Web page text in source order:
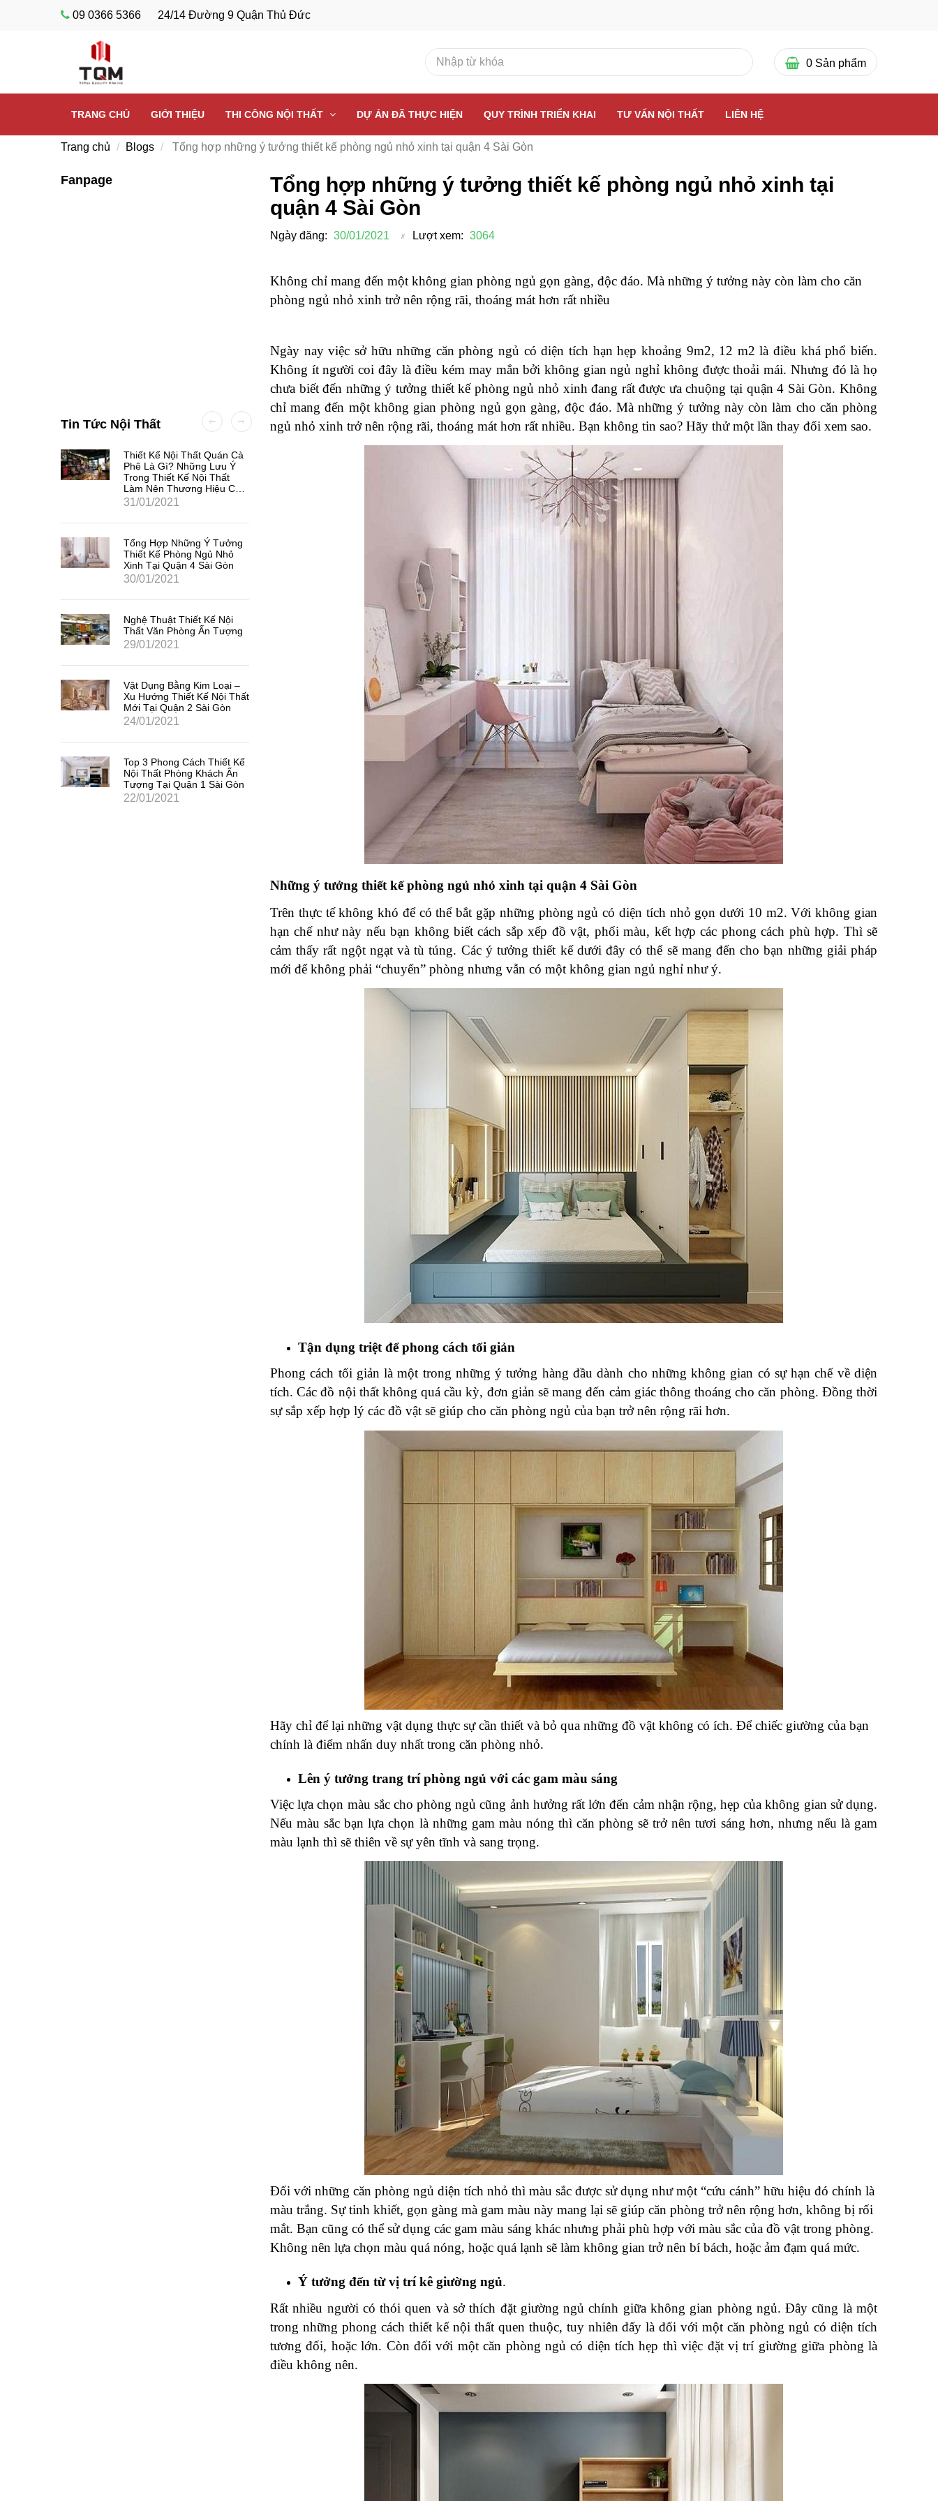
Tổng hợp những ý tưởng thiết kế phòng ngủ nhỏ xinh tại
quận 4 Sài Gòn
Ngày đăng: 30/01/2021 Lượt xem: 3064
Không chỉ mang đến một không gian phòng ngủ gọn gàng, độc đáo. Mà những ý tưởng này còn làm cho căn
phòng ngủ nhỏ xinh trở nên rộng rãi, thoáng mát hơn rất nhiều
Ngày nay việc sở hữu những căn phòng ngủ có diện tích hạn hẹp khoảng 9m2, 12 m2 là điều khá phổ biến.
Không ít người coi đây là điều kém may mắn bởi không gian ngủ nghỉ không được thoải mái. Nhưng đó là họ
chưa biết đến những ý tưởng thiết kế phòng ngủ nhỏ xinh đang rất được ưa chuộng tại quận 4 Sài Gòn. Không
chỉ mang đến một không gian phòng ngủ gọn gàng, độc đáo. Mà những ý tưởng này còn làm cho căn phòng
ngủ nhỏ xinh trở nên rộng rãi, thoáng mát hơn rất nhiều. Bạn không tin sao? Hãy thử một lần thay đổi xem sao.
Những ý tưởng thiết kế phòng ngủ nhỏ xinh tại quận 4 Sài Gòn
Trên thực tế không khó để có thể bắt gặp những phòng ngủ có diện tích nhỏ gọn dưới 10 m2. Với không gian
hạn chế như này nếu bạn không biết cách sắp xếp đồ vật, phối màu, kết hợp các phong cách phù hợp. Thì sẽ
cảm thấy rất ngột ngạt và tù túng. Các ý tưởng thiết kế dưới đây có thể sẽ mang đến cho bạn những giải pháp
mới để không phải “chuyển” phòng nhưng vẫn có một không gian ngủ nghỉ như ý.
Tận dụng triệt để phong cách tối giản
Phong cách tối giản là một trong những ý tưởng hàng đầu dành cho những không gian có sự hạn chế về diện
tích. Các đồ nội thất không quá cầu kỳ, đơn giản sẽ mang đến cảm giác thông thoáng cho căn phòng. Đồng thời
sự sắp xếp hợp lý các đồ vật sẽ giúp cho căn phòng ngủ của bạn trở nên rộng rãi hơn.
Hãy chỉ để lại những vật dụng thực sự cần thiết và bỏ qua những đồ vật không có ích. Để chiếc giường của bạn
chính là điểm nhấn duy nhất trong căn phòng nhỏ.
Lên ý tưởng trang trí phòng ngủ với các gam màu sáng
Việc lựa chọn màu sắc cho phòng ngủ cũng ảnh hưởng rất lớn đến cảm nhận rộng, hẹp của không gian sử dụng.
Nếu màu sắc bạn lựa chọn là những gam màu nóng thì căn phòng sẽ trở nên tươi sáng hơn, nhưng nếu là gam
màu lạnh thì sẽ thiên về sự yên tĩnh và sang trọng.
Đối với những căn phòng ngủ diện tích nhỏ thì màu sắc được sử dụng như một “cứu cánh” hữu hiệu đó chính là
màu trắng. Sự tinh khiết, gọn gàng mà gam màu này mang lại sẽ giúp căn phòng trở nên rộng hơn, không bị rối
mắt. Bạn cũng có thể sử dụng các gam màu sáng khác nhưng phải phù hợp với màu sắc của đồ vật trong phòng.
Không nên lựa chọn màu quá nóng, hoặc quá lạnh sẽ làm không gian trở nên bí bách, hoặc ảm đạm quá mức.
Ý tưởng đến từ vị trí kê giường ngủ.
Rất nhiều người có thói quen và sở thích đặt giường ngủ chính giữa không gian phòng ngủ. Đây cũng là một
trong những phong cách thiết kế nội thất quen thuộc, tuy nhiên đấy là đối với một căn phòng ngủ có diện tích
tương đối, hoặc lớn. Còn đối với một căn phòng ngủ có diện tích hẹp thì việc đặt vị trí giường giữa phòng là
điều không nên.
Fanpage
Tin Tức Nội Thất
Thiết Kế Nội Thất Quán Cà
Phê Là Gì? Những Lưu Ý
Trong Thiết Kế Nội Thất
Làm Nên Thương Hiệu Các
Quán Cà Phê Tại Quận 3
31/01/2021
Tổng Hợp Những Ý Tưởng
Thiết Kế Phòng Ngủ Nhỏ
Xinh Tại Quận 4 Sài Gòn
30/01/2021
Nghệ Thuật Thiết Kế Nội
Thất Văn Phòng Ấn Tượng
29/01/2021
Vật Dụng Bằng Kim Loại –
Xu Hướng Thiết Kế Nội Thất
Mới Tại Quận 2 Sài Gòn
24/01/2021
Top 3 Phong Cách Thiết Kế
Nội Thất Phòng Khách Ấn
Tượng Tại Quận 1 Sài Gòn
22/01/2021
Thiết Kế Nội Thất Quán Cà
Phê Là Gì? Những Lưu Ý
Trong Thiết Kế Nội Thất
Làm Nên Thương Hiệu Các
Quán Cà Phê Tại Quận 3
Sài Gòn.
31/01/2021
Tổng Hợp Những Ý Tưởng
Thiết Kế Phòng Ngủ Nhỏ
Vật Dụng Bằng Kim Loại –
Xu Hướng Thiết Kế Nội Thất
Mới Tại Quận 2 Sài Gòn
24/01/2021
Top 3 Phong Cách Thiết Kế
Nội Thất Phòng Khách Ấn
Tượng Tại Quận 1 Sài Gòn
22/01/2021
09 0366 5366 24/14 Đường 9 Quận Thủ Đức
0 Sản phẩm
TRANG CHỦ GIỚI THIỆU THI CÔNG NỘI THẤT DỰ ÁN ĐÃ THỰC HIỆN QUY TRÌNH TRIỂN KHAI TƯ VẤN NỘI THẤT LIÊN HỆ
Trang chủ Blogs Tổng hợp những ý tưởng thiết kế phòng ngủ nhỏ xinh tại quận 4 Sài Gòn